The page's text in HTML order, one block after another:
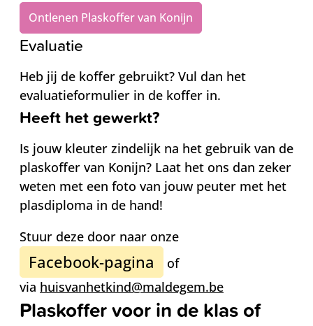
Ontlenen Plaskoffer van Konijn
Evaluatie
Heb jij de koffer gebruikt? Vul dan het
evaluatieformulier in de koffer in.
Heeft het gewerkt?
Is jouw kleuter zindelijk na het gebruik van de
plaskoffer van Konijn? Laat het ons dan zeker
weten met een foto van jouw peuter met het
plasdiploma in de hand!
Stuur deze door naar onze
Facebook-pagina
of
via huisvanhetkind@maldegem.be
Plaskoffer voor in de klas of